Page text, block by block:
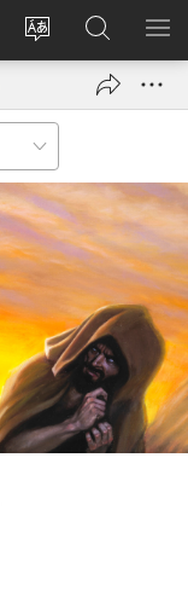
Balyui
yinaknan
an
site
Pag-
log
new
Pamiling
ha
JW.ORG